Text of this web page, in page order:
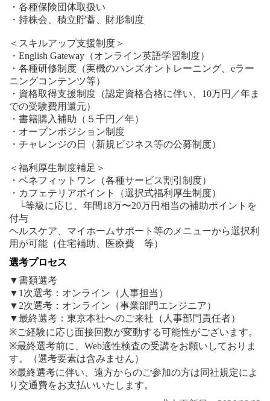
・各種保険団体取扱い
・持株会、積立貯蓄、財形制度
＜スキルアップ支援制度＞
・English Gateway（オンライン英語学習制度）
・各種研修制度（実機のハンズオントレーニング、eラー
ニングコンテンツ等）
・資格取得支援制度（認定資格合格に伴い、10万円／年ま
での受験費用還元）
・書籍購入補助（５千円／年）
・オープンポジション制度
・チャレンジの日（新規ビジネス等の公募制度）
＜福利厚生制度補足＞
・ベネフィットワン（各種サービス割引制度）
・カフェテリアポイント（選択式福利厚生制度）
└等級に応じ、年間18万〜20万円相当の補助ポイントを
付与
ヘルスケア、マイホームサポート等のメニューから選択利
用が可能（住宅補助、医療費 等）
選考プロセス
▼書類選考
▼1次選考：オンライン（人事担当）
▼2次選考：オンライン（事業部門エンジニア）
▼最終選考：東京本社へのご来社（人事部門責任者）
※ご経験に応じ面接回数が変動する可能性がございます。
※最終選考前に、Web適性検査の受講をお願いしておりま
す。（選考要素は含みません）
※最終選考に伴い、遠方からのご参加の方は同社規定によ
り交通費をお支払いいたします。